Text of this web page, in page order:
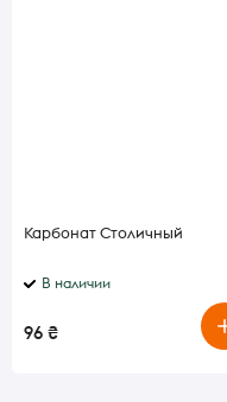
Карбонат Столичный
В наличии
96 ₴